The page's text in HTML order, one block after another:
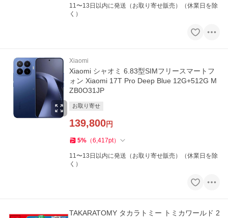
11〜13日以内に発送（お取り寄せ販売）（休業日を除
く）
Xiaomi
Xiaomi シャオミ 6.83型SIMフリースマートフ
ォン Xiaomi 17T Pro Deep Blue 12G+512G M
ZB0O31JP
お取り寄せ
139,800円
5% （6,417pt）
11〜13日以内に発送（お取り寄せ販売）（休業日を除
く）
TAKARATOMY タカラトミー トミカワールド 2